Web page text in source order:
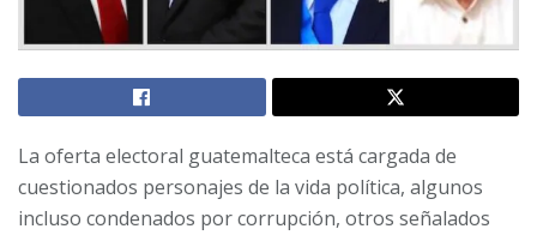
La oferta electoral guatemalteca está cargada de
cuestionados personajes de la vida política, algunos
incluso condenados por corrupción, otros señalados